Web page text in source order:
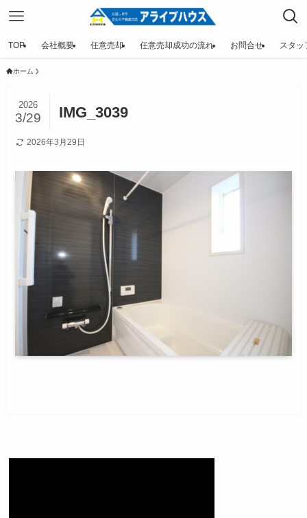
TOP 会社概要 任意売却 任意売却成功の流れ お問合せ スタッ
ホーム
IMG_3039
2026
3/29
2026年3月29日